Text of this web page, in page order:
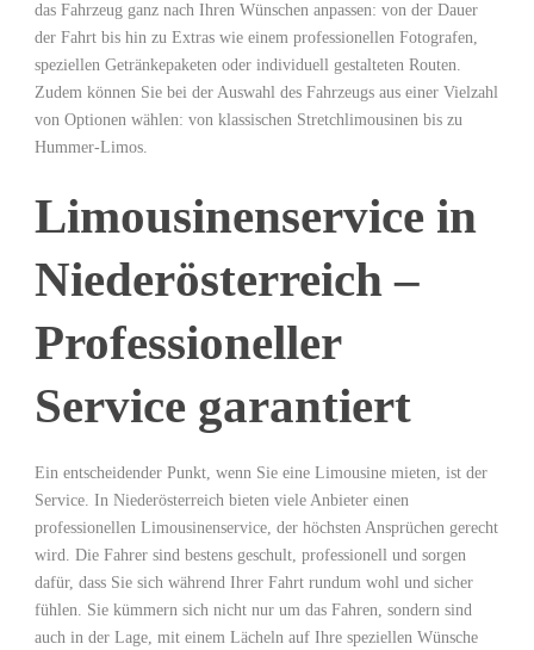
das Fahrzeug ganz nach Ihren Wünschen anpassen: von der Dauer
der Fahrt bis hin zu Extras wie einem professionellen Fotografen,
speziellen Getränkepaketen oder individuell gestalteten Routen.
Zudem können Sie bei der Auswahl des Fahrzeugs aus einer Vielzahl
von Optionen wählen: von klassischen Stretchlimousinen bis zu
Hummer-Limos.
Limousinenservice in
Niederösterreich –
Professioneller
Service garantiert
Ein entscheidender Punkt, wenn Sie eine Limousine mieten, ist der
Service. In Niederösterreich bieten viele Anbieter einen
professionellen Limousinenservice, der höchsten Ansprüchen gerecht
wird. Die Fahrer sind bestens geschult, professionell und sorgen
dafür, dass Sie sich während Ihrer Fahrt rundum wohl und sicher
fühlen. Sie kümmern sich nicht nur um das Fahren, sondern sind
auch in der Lage, mit einem Lächeln auf Ihre speziellen Wünsche